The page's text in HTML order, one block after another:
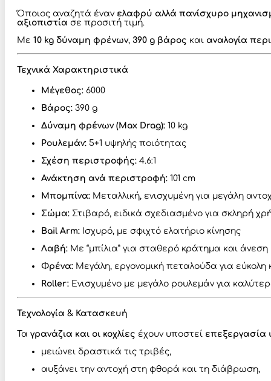
Όποιος αναζητά έναν ελαφρύ αλλά πανίσχυρο
αξιοπιστία σε προσιτή τιμή.
Με 10 kg δύναμη φρένων, 390 g βάρος και αναλογία
Τεχνικά Χαρακτηριστικά
Μέγεθος: 6000
Βάρος: 390 g
Δύναμη φρένων (Max Drag): 10 kg
Ρουλεμάν: 5+1 υψηλής ποιότητας
Σχέση περιστροφής: 4.6:1
Ανάκτηση ανά περιστροφή: 101 cm
Μπομπίνα: Μεταλλική, ενισχυμένη για μεγάλη
Σώμα: Στιβαρό, ειδικά σχεδιασμένο για σκληρή
Bail Arm: Ισχυρό, με σφιχτό ελατήριο κίνησης
Λαβή: Με “μπίλια” για σταθερό κράτημα και
Φρένα: Μεγάλη, εργονομική πεταλούδα για εύκολη
Roller: Ενισχυμένο με μεγάλο ρουλεμάν για
Τεχνολογία & Κατασκευή
Τα γρανάζια και οι κοχλίες έχουν υποστεί επεξεργασία
μειώνει δραστικά τις τριβές,
αυξάνει την αντοχή στη φθορά και τη διάβρωση,